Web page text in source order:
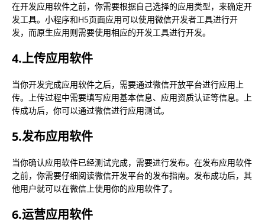
在开发应用软件之前，你需要根据自己选择的应用类型，来确定开
发工具。小程序和H5页面应用可以使用微信开发者工具进行开
发，而原生应用则需要使用相应的开发工具进行开发。
4.上传应用软件
当你开发完成应用软件之后，需要通过微信开放平台进行应用上
传。上传过程中需要填写应用基本信息、应用资质认证等信息。上
传成功后，你可以通过微信进行应用测试。
5.发布应用软件
当你确认应用软件已经测试完成，需要进行发布。在发布应用软件
之前，你需要仔细阅读微信开发平台的发布指南。发布成功后，其
他用户就可以在微信上使用你的应用软件了。
6.运营应用软件